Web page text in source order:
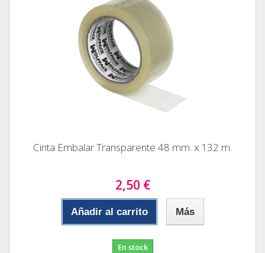
Cinta Embalar Transparente 48 mm. x 132 m.
2,50 €
Añadir al carrito Más
En stock